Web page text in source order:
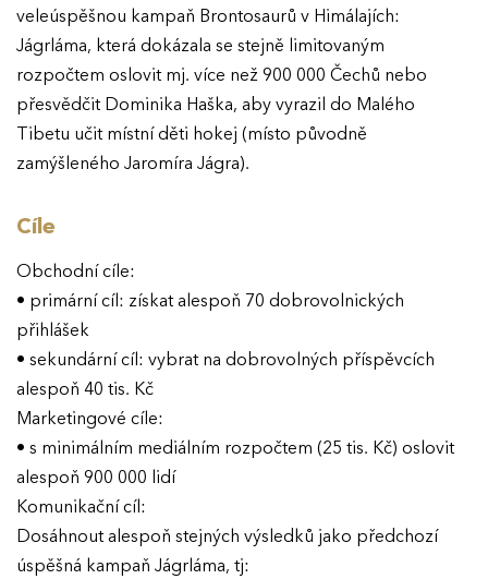
veleúspěšnou kampaň Brontosaurů v Himálajích:
Jágrláma, která dokázala se stejně limitovaným
rozpočtem oslovit mj. více než 900 000 Čechů nebo
přesvědčit Dominika Haška, aby vyrazil do Malého
Tibetu učit místní děti hokej (místo původně
zamýšleného Jaromíra Jágra).
Cíle
Obchodní cíle:
• primární cíl: získat alespoň 70 dobrovolnických
přihlášek
• sekundární cíl: vybrat na dobrovolných příspěvcích
alespoň 40 tis. Kč
Marketingové cíle:
• s minimálním mediálním rozpočtem (25 tis. Kč) oslovit
alespoň 900 000 lidí
Komunikační cíl:
Dosáhnout alespoň stejných výsledků jako předchozí
úspěšná kampaň Jágrláma, tj: